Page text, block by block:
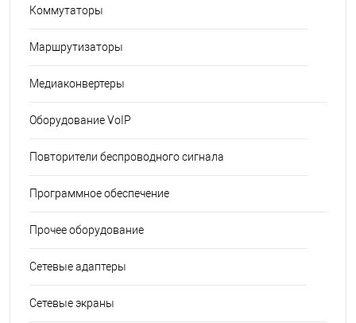
Коммутаторы
Маршрутизаторы
Медиаконвертеры
Оборудование VoIP
Повторители беспроводного сигнала
Программное обеспечение
Прочее оборудование
Сетевые адаптеры
Сетевые экраны